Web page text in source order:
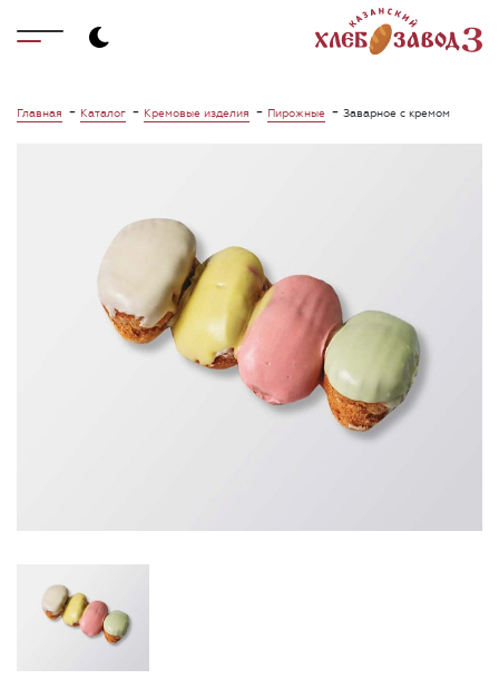
Главная - Каталог - Кремовые изделия - Пирожные - Заварное с кремом